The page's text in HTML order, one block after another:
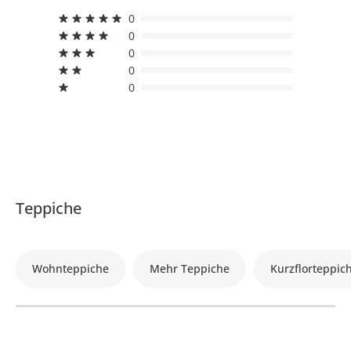
0
0
0
0
0
Teppiche
Wohnteppiche Mehr Teppiche